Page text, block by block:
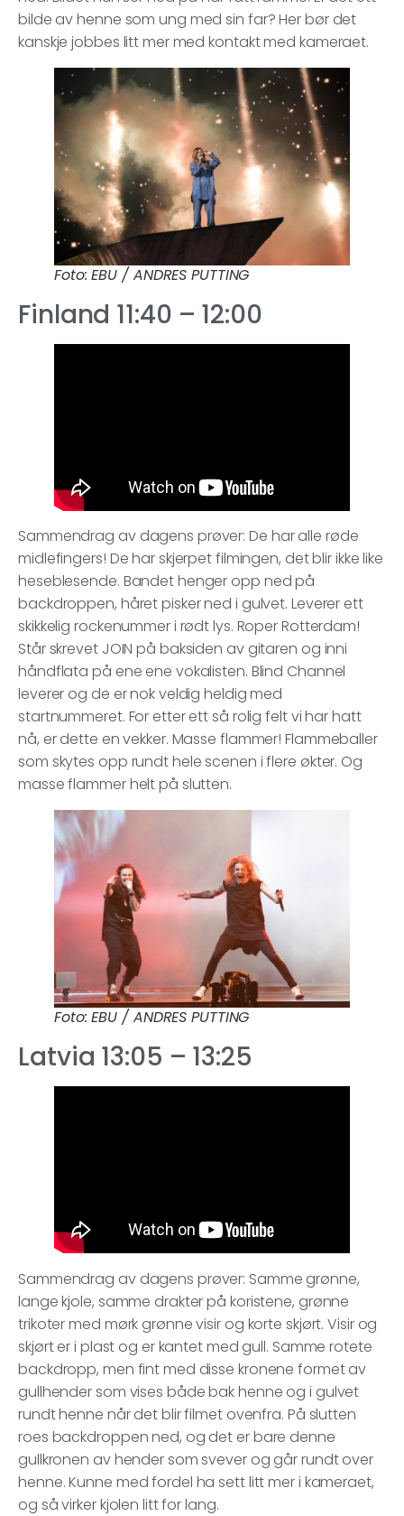
bilde av henne som ung med sin far? Her bør det
kanskje jobbes litt mer med kontakt med kameraet.
Foto: EBU / ANDRES PUTTING
Finland 11:40 – 12:00
Sammendrag av dagens prøver: De har alle røde
midlefingers! De har skjerpet filmingen, det blir ikke like
heseblesende. Bandet henger opp ned på
backdroppen, håret pisker ned i gulvet. Leverer ett
skikkelig rockenummer i rødt lys. Roper Rotterdam!
Står skrevet JOIN på baksiden av gitaren og inni
håndflata på ene ene vokalisten. Blind Channel
leverer og de er nok veldig heldig med
startnummeret. For etter ett så rolig felt vi har hatt
nå, er dette en vekker. Masse flammer! Flammeballer
som skytes opp rundt hele scenen i flere økter. Og
masse flammer helt på slutten.
Foto: EBU / ANDRES PUTTING
Latvia 13:05 – 13:25
Sammendrag av dagens prøver: Samme grønne,
lange kjole, samme drakter på koristene, grønne
trikoter med mørk grønne visir og korte skjørt. Visir og
skjørt er i plast og er kantet med gull. Samme rotete
backdropp, men fint med disse kronene formet av
gullhender som vises både bak henne og i gulvet
rundt henne når det blir filmet ovenfra. På slutten
roes backdroppen ned, og det er bare denne
gullkronen av hender som svever og går rundt over
henne. Kunne med fordel ha sett litt mer i kameraet,
og så virker kjolen litt for lang.